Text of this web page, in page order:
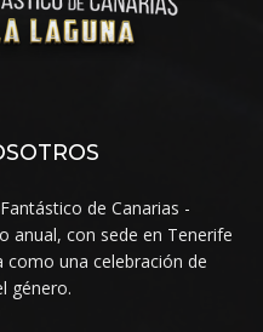
de Canarias -
anual, con sede en Tenerife
como una celebración de
género.